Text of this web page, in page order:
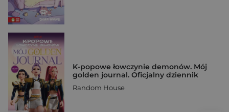
K-popowe łowczynie demonów. Mój
golden journal. Oficjalny dziennik
Random House